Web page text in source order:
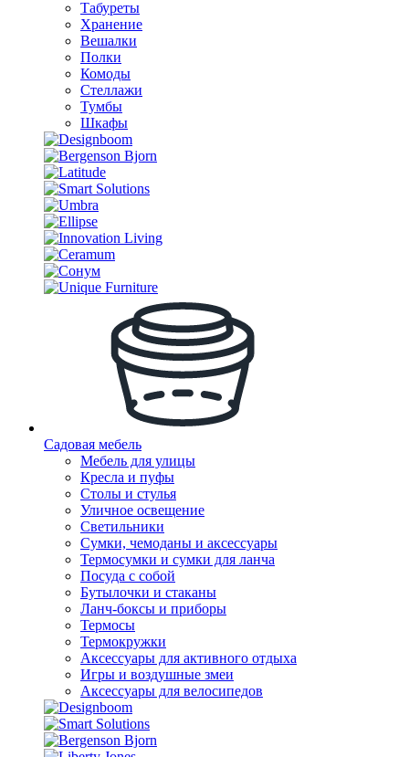
Табуреты
Хранение
Вешалки
Полки
Комоды
Стеллажи
Тумбы
Шкафы
Садовая мебель
Мебель для улицы
Кресла и пуфы
Столы и стулья
Уличное освещение
Светильники
Сумки, чемоданы и аксессуары
Термосумки и сумки для ланча
Посуда с собой
Бутылочки и стаканы
Ланч-боксы и приборы
Термосы
Термокружки
Аксессуары для активного отдыха
Игры и воздушные змеи
Аксессуары для велосипедов